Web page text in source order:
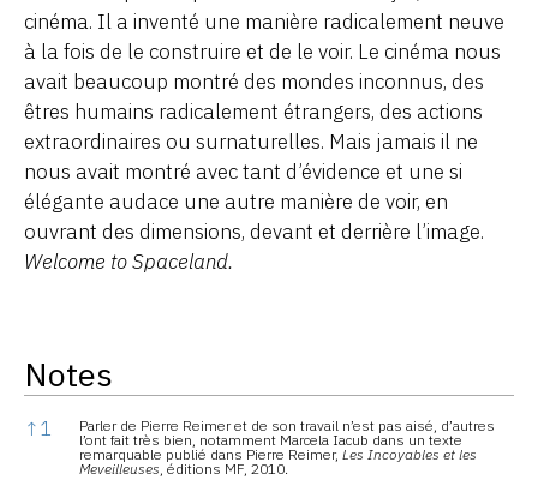
cinéma. Il a inventé une manière radicalement neuve
à la fois de le construire et de le voir. Le cinéma nous
avait beaucoup montré des mondes inconnus, des
êtres humains radicalement étrangers, des actions
extraordinaires ou surnaturelles. Mais jamais il ne
nous avait montré avec tant d’évidence et une si
élégante audace une autre manière de voir, en
ouvrant des dimensions, devant et derrière l’image.
Welcome to Spaceland.
Notes
Notes
↑ 1
Parler de Pierre Reimer et de son travail n’est pas aisé, d’autres
l’ont fait très bien, notamment Marcela Iacub dans un texte
remarquable publié dans Pierre Reimer, Les Incoyables et les
Meveilleuses, éditions MF, 2010.